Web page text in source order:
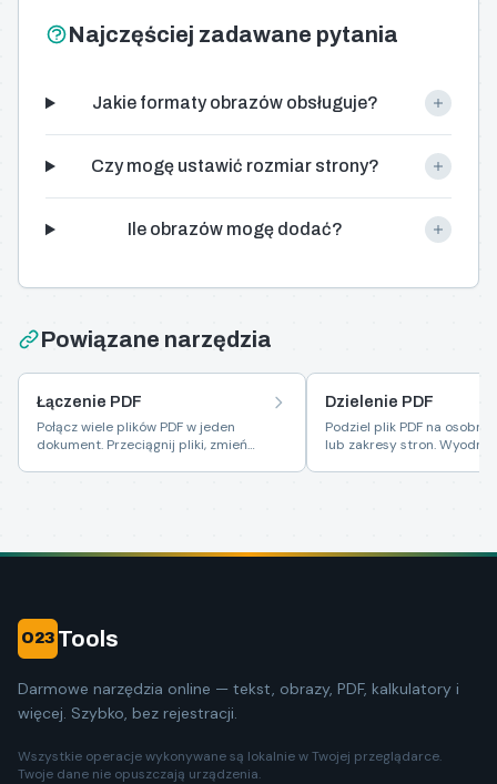
Najczęściej zadawane pytania
Jakie formaty obrazów obsługuje?
Czy mogę ustawić rozmiar strony?
Ile obrazów mogę dodać?
Powiązane narzędzia
Łączenie PDF
Połącz wiele plików PDF w jeden
dokument. Przeciągnij pliki, zmień
Dzielenie PDF
Podziel plik PDF na
lub zakresy stron.
O23 Tools
Darmowe narzędzia online — tekst, obrazy, PDF, kalkulatory i
więcej. Szybko, bez rejestracji.
Wszystkie operacje wykonywane są lokalnie w Twojej przeglądarce.
Twoje dane nie opuszczają urządzenia.